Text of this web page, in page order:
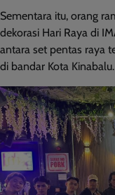
Sementara itu, orang
dekorasi Hari Raya di
antara set pentas raya
di bandar Kota Kinabalu.